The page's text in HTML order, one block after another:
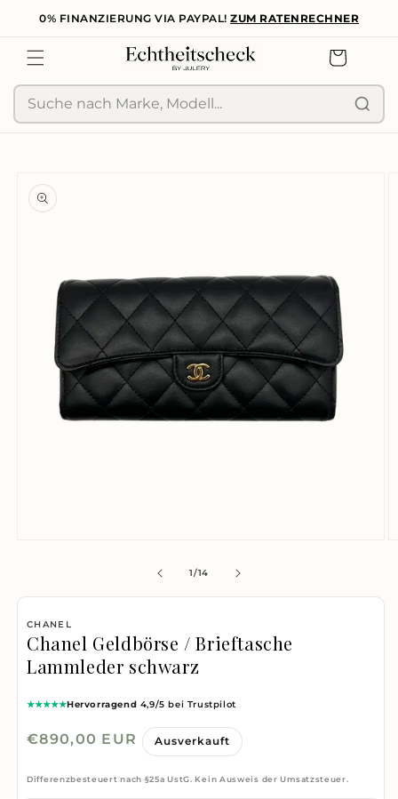
zum
0% FINANZIERUNG VIA PAYPAL! ZUM RATENRECHNER
Warenkorb
Suche
öffnen
1/von
14
CHANEL
Chanel Geldbörse / Brieftasche
Lammleder schwarz
★★★★★Hervorragend 4,9/5 bei Trustpilot
Normaler
€890,00 EUR Ausverkauft
Differenzbesteuert nach §25a UstG. Kein Ausweis der Umsatzsteuer.